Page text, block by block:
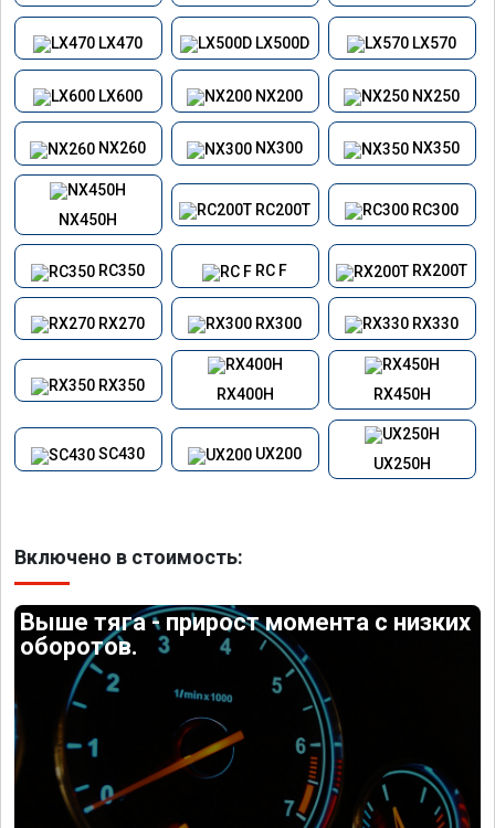
LX470 LX500D LX570
LX600 NX200 NX250
NX260 NX300 NX350
NX450H
RC200T RC300
RC350 RC F RX200T
RX270 RX300 RX330
RX350
RX400H RX450H
SC430 UX200
UX250H
Включено в стоимость:
Выше тяга - прирост момента с низких
оборотов.